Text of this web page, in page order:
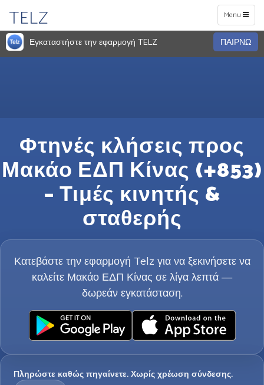
Toggle
navigation
Menu
TELZ
Εγκαταστήστε την εφαρμογή TELZ ΠΑΙΡΝΩ
Φτηνές κλήσεις προς
Μακάο ΕΔΠ Κίνας (+853)
– Τιμές κινητής &
σταθερής
Κατεβάστε την εφαρμογή Telz για να ξεκινήσετε να
καλείτε Μακάο ΕΔΠ Κίνας σε λίγα λεπτά —
δωρεάν εγκατάσταση.
Πληρώστε καθώς πηγαίνετε. Χωρίς χρέωση σύνδεσης.